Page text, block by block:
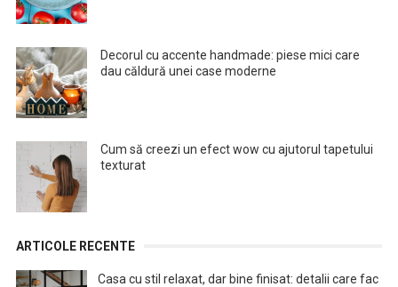
Decorul cu accente handmade: piese mici care
dau căldură unei case moderne
Cum să creezi un efect wow cu ajutorul tapetului
texturat
ARTICOLE RECENTE
Casa cu stil relaxat, dar bine finisat: detalii care fac